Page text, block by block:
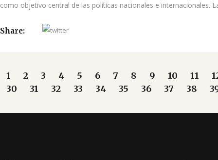
como objetivo central de las políticas nacionales e internacionales.
Share:
1 2 3 4 5 6 7 8 9 10 11
30
31 32 33 34 35 36 37 38